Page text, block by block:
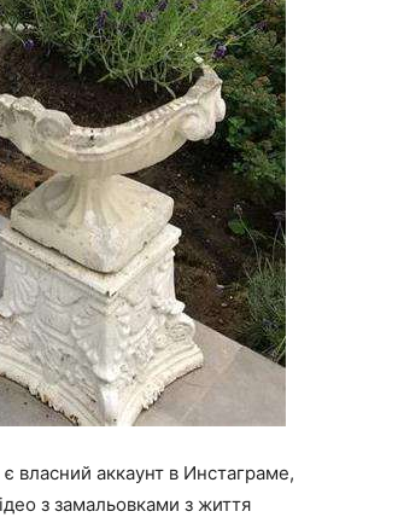
є власний аккаунт в Инстаграме,
з замальовками з життя